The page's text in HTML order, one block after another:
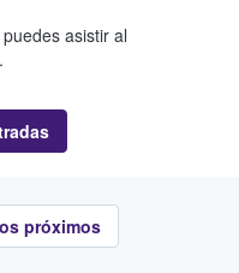
asistir al
próximos